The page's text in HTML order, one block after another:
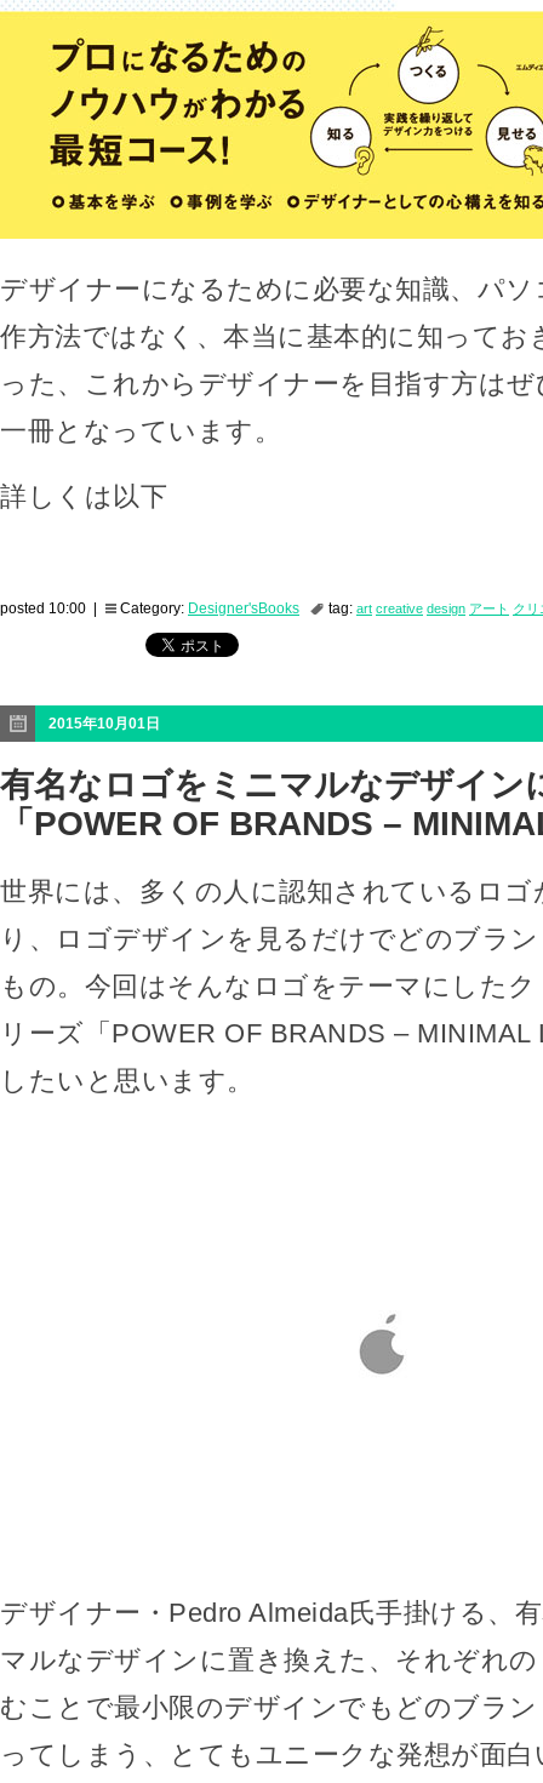
デザイナーになるために必要な知識、パ
作方法ではなく、本当に基本的に知ってお
った、これからデザイナーを目指す方は
一冊となっています。
詳しくは以下
posted 10:00 | Category: Designer'sBooks tag: art creative design アート クリ
2015年10月01日
有名なロゴをミニマルなデザイン
「POWER OF BRANDS –
世界には、多くの人に認知されているロゴ
り、ロゴデザインを見るだけでどのブラ
もの。今回はそんなロゴをテーマにした
リーズ「POWER OF BRANDS – MINIMAL
したいと思います。
デザイナー・Pedro Almeida氏手掛ける、
マルなデザインに置き換えた、それぞれ
むことで最小限のデザインでもどのブラ
ってしまう、とてもユニークな発想が面